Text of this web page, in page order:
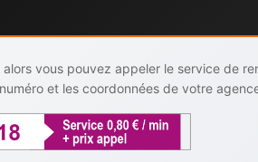
vous pouvez appeler le service de
et les coordonnées de votre